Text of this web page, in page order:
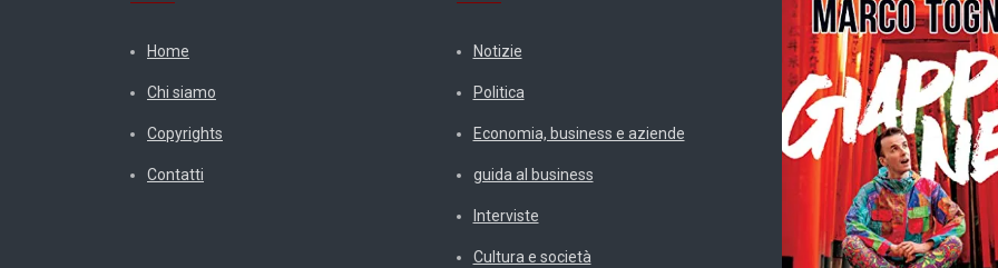
Home
Chi siamo
Copyrights
Contatti
Notizie
Politica
Economia, business e aziende
guida al business
Interviste
Cultura e società